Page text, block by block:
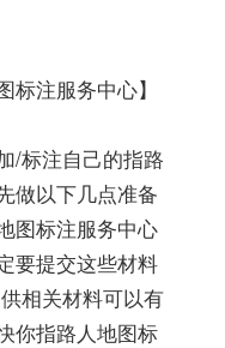
注服务中心】
/标注自己的指路
做以下几点准备
图标注服务中心
要提交这些材料
相关材料可以有
你指路人地图标